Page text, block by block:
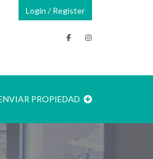
Login / Register
PROPIEDAD